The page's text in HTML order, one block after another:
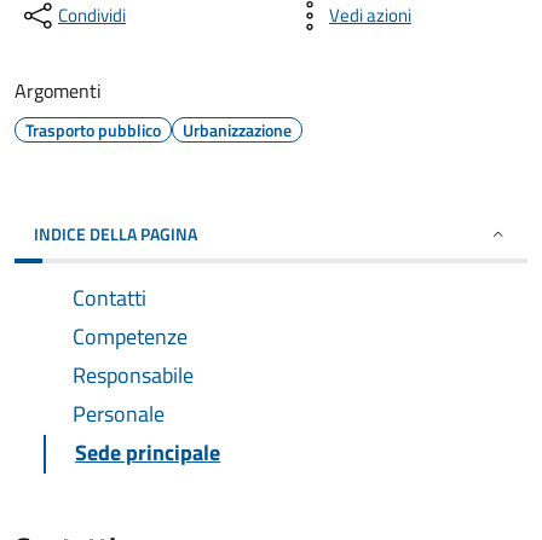
Condividi Vedi azioni
Argomenti
Trasporto pubblico Urbanizzazione
INDICE DELLA PAGINA
Contatti
Competenze
Responsabile
Personale
Sede principale